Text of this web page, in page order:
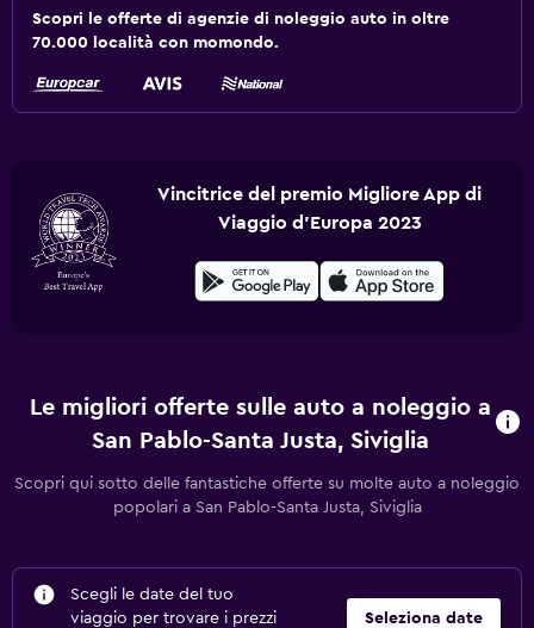
Scopri le offerte di agenzie di noleggio auto in oltre
70.000 località con momondo.
Vincitrice del premio Migliore App di
Viaggio d'Europa 2023
Le migliori offerte sulle auto a noleggio a
San Pablo-Santa Justa, Siviglia
Scopri qui sotto delle fantastiche offerte su molte auto a noleggio
popolari a San Pablo-Santa Justa, Siviglia
Scegli le date del tuo
viaggio per trovare i prezzi
Seleziona date